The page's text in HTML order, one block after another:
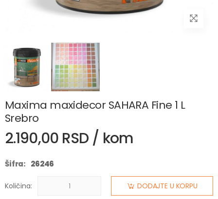
Maxima maxidecor SAHARA Fine 1 L
Srebro
2.190,00 RSD / kom
Šifra: 26246
Količina: DODAJTE U KORPU